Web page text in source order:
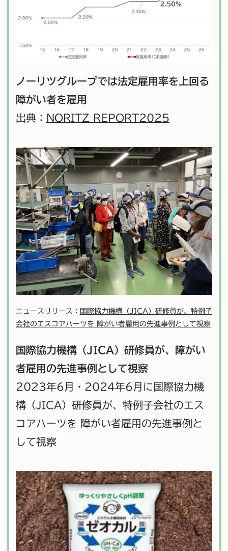
ノーリツグループでは法定雇用率を 上回る
障がい者を雇用
出典： NORITZ REPORT2025
ニュースリリース： 国際協力機構（JICA）研修員が、特例子
会社のエスコアハーツを 障がい者雇用の先進事例として視察
国際協力機構（JICA）研修員が、障がい
者雇用の先進事例として視察
2023年6月・2024年6月に国際協力機
構（JICA）研修員が、特例子会社のエス
コアハーツを 障がい者雇用の先進事例と
して視察